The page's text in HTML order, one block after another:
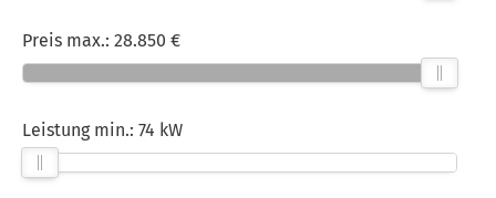
Preis max.: 28.850 €
Leistung min.: 74 kW